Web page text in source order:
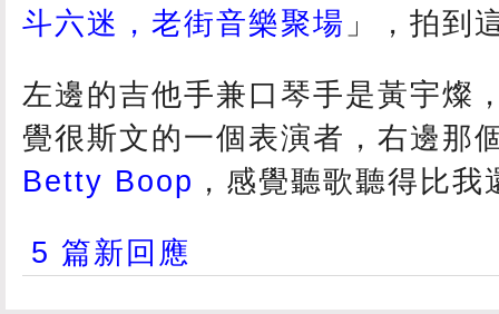
斗六迷，老街音樂聚場 」，拍到
左邊的吉他手兼口琴手是黃宇燦
覺很斯文的一個表演者，右邊那
Betty Boop ，感覺聽歌聽得比
5 篇新回應